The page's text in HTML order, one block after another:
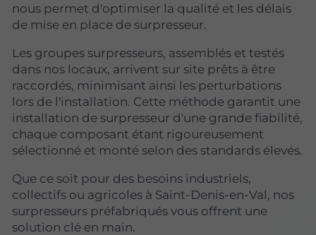
nous permet d'optimiser la qualité et les délais
de mise en place de surpresseur.
Les groupes surpresseurs, assemblés et testés
dans nos locaux, arrivent sur site prêts à être
raccordés, minimisant ainsi les perturbations
lors de l'installation. Cette méthode garantit une
installation de surpresseur d'une grande fiabilité,
chaque composant étant rigoureusement
sélectionné et monté selon des standards élevés.
Que ce soit pour des besoins industriels,
collectifs ou agricoles à Saint-Denis-en-Val, nos
surpresseurs préfabriqués vous offrent une
solution clé en main.